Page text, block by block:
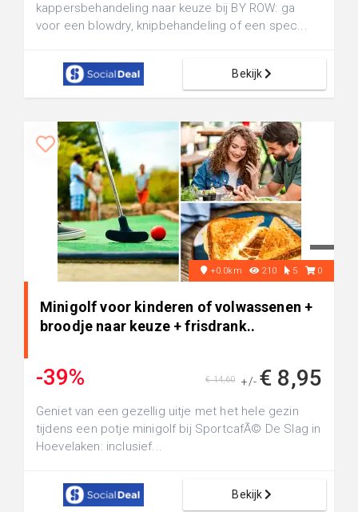
kappersbehandeling naar keuze bij BY ROW: ga
voor een blowdry, knipbehandeling of een spec...
Bekijk
+0.0km 210 5 0
Minigolf voor kinderen of volwassenen +
broodje naar keuze + frisdrank..
-39% +/- € 8,95
€ 14,60
Geniet van een gezellig uitje met het hele gezin
tijdens een potje minigolf bij SportcafÃ© De Slag in
Hoevelaken: inclusief...
Bekijk